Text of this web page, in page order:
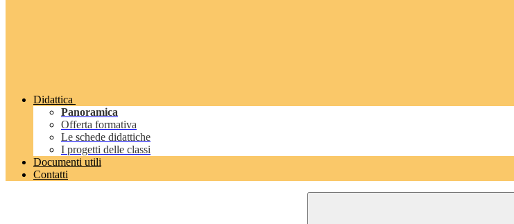
Didattica
Panoramica
Offerta formativa
Le schede didattiche
I progetti delle classi
Documenti utili
Contatti